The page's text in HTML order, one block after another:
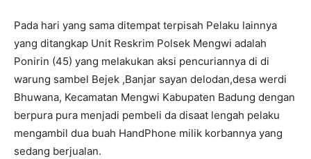
Pada hari yang sama ditempat terpisah Pelaku lainnya
yang ditangkap Unit Reskrim Polsek Mengwi adalah
Ponirin (45) yang melakukan aksi pencuriannya di di
warung sambel Bejek ,Banjar sayan delodan,desa werdi
Bhuwana, Kecamatan Mengwi Kabupaten Badung dengan
berpura pura menjadi pembeli da disaat lengah pelaku
mengambil dua buah HandPhone milik korbannya yang
sedang berjualan.